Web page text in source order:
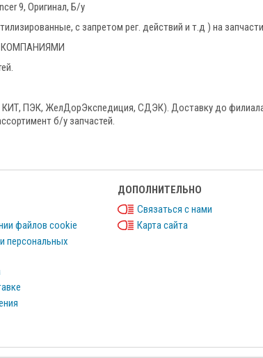
9, Оригинал, Б/у
с запретом рег. действий и т.д ) на
КОМПАНИЯМИ
КИТ, ПЭК, ЖелДорЭкспедиция, СДЭК). Доставку до
б/у запчастей.
файлов cookie
персональных
ДОПОЛНИТЕЛЬНО
Связаться с нами
Карта сайта